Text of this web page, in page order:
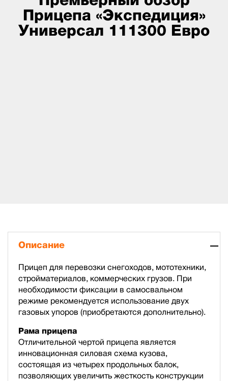
Прицепа «Экспедиция»
Универсал 111300 Евро
Описание
Прицеп для перевозки снегоходов, мототехники,
стройматериалов, коммерческих грузов. При
необходимости фиксации в самосвальном
режиме рекомендуется использование двух
газовых упоров (приобретаются дополнительно).
Рама прицепа
Отличительной чертой прицепа является
инновационная силовая схема кузова,
состоящая из четырех продольных балок,
позволяющих увеличить жесткость конструкции